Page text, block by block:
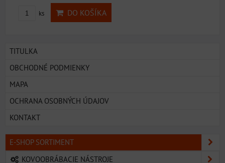
ks DO KOŠÍKA
TITULKA
OBCHODNÉ PODMIENKY
MAPA
OCHRANA OSOBNÝCH ÚDAJOV
KONTAKT
E-SHOP SORTIMENT
KOVOOBRÁBACIE NÁSTROJE